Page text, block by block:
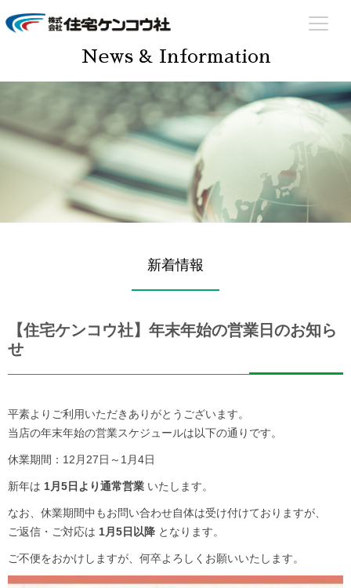
住宅ケンコウ社
住まいのあらゆる場面でサポート致します！
News & Information
新着情報
【住宅ケンコウ社】年末年始の営業日のお知ら
せ
平素よりご利用いただきありがとうございます。
当店の年末年始の営業スケジュールは以下の通りです。
休業期間：12月27日～1月4日
新年は 1月5日より通常営業 いたします。
なお、休業期間中もお問い合わせ自体は受け付けておりますが、
ご返信・ご対応は 1月5日以降 となります。
ご不便をおかけしますが、何卒よろしくお願いいたします。